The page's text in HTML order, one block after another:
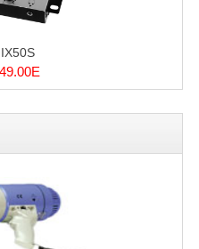
Divers
À Leds
Noire Black Gun
49.00E